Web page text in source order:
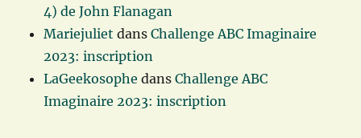
4) de John Flanagan
Mariejuliet dansChallenge ABC Imaginaire
2023: inscription
LaGeekosophe dansChallenge ABC
Imaginaire 2023: inscription